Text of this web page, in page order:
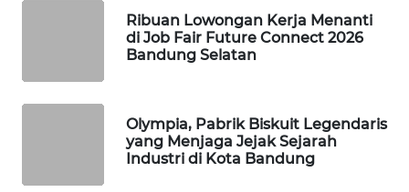
Ribuan Lowongan Kerja Menanti
di Job Fair Future Connect 2026
Bandung Selatan
Olympia, Pabrik Biskuit Legendaris
yang Menjaga Jejak Sejarah
Industri di Kota Bandung
LAPAK
WAHANA